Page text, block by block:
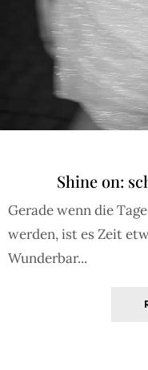
Shine on:
Gerade wenn die
werden, ist es Zeit
Wunderbar...